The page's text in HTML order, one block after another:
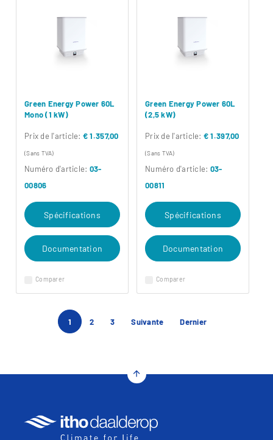
Comparer
Green Energy Power 60L
Mono (1 kW)
Prix ​​de l'article: € 1.357,00
(Sans TVA)
Numéro d'article: 03-
00806
Spécifications
Documentation
Comparer
Green Energy Power 60L
(2,5 kW)
Prix ​​de l'article: € 1.397,00
(Sans TVA)
Numéro d'article: 03-
00811
Spécifications
Documentation
1 2 3 Suivante Dernier
arrow_upward